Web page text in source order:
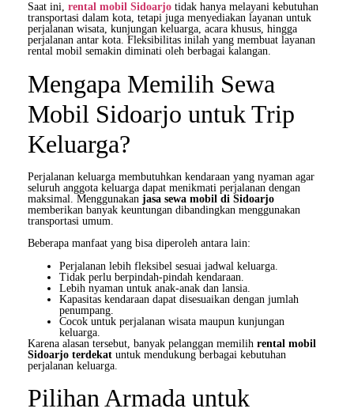
Saat ini, rental mobil Sidoarjo tidak hanya melayani kebutuhan
transportasi dalam kota, tetapi juga menyediakan layanan untuk
perjalanan wisata, kunjungan keluarga, acara khusus, hingga
perjalanan antar kota. Fleksibilitas inilah yang membuat layanan
rental mobil semakin diminati oleh berbagai kalangan.
Mengapa Memilih Sewa
Mobil Sidoarjo untuk Trip
Keluarga?
Perjalanan keluarga membutuhkan kendaraan yang nyaman agar
seluruh anggota keluarga dapat menikmati perjalanan dengan
maksimal. Menggunakan jasa sewa mobil di Sidoarjo
memberikan banyak keuntungan dibandingkan menggunakan
transportasi umum.
Beberapa manfaat yang bisa diperoleh antara lain:
Perjalanan lebih fleksibel sesuai jadwal keluarga.
Tidak perlu berpindah-pindah kendaraan.
Lebih nyaman untuk anak-anak dan lansia.
Kapasitas kendaraan dapat disesuaikan dengan jumlah
penumpang.
Cocok untuk perjalanan wisata maupun kunjungan
keluarga.
Karena alasan tersebut, banyak pelanggan memilih rental mobil
Sidoarjo terdekat untuk mendukung berbagai kebutuhan
perjalanan keluarga.
Pilihan Armada untuk